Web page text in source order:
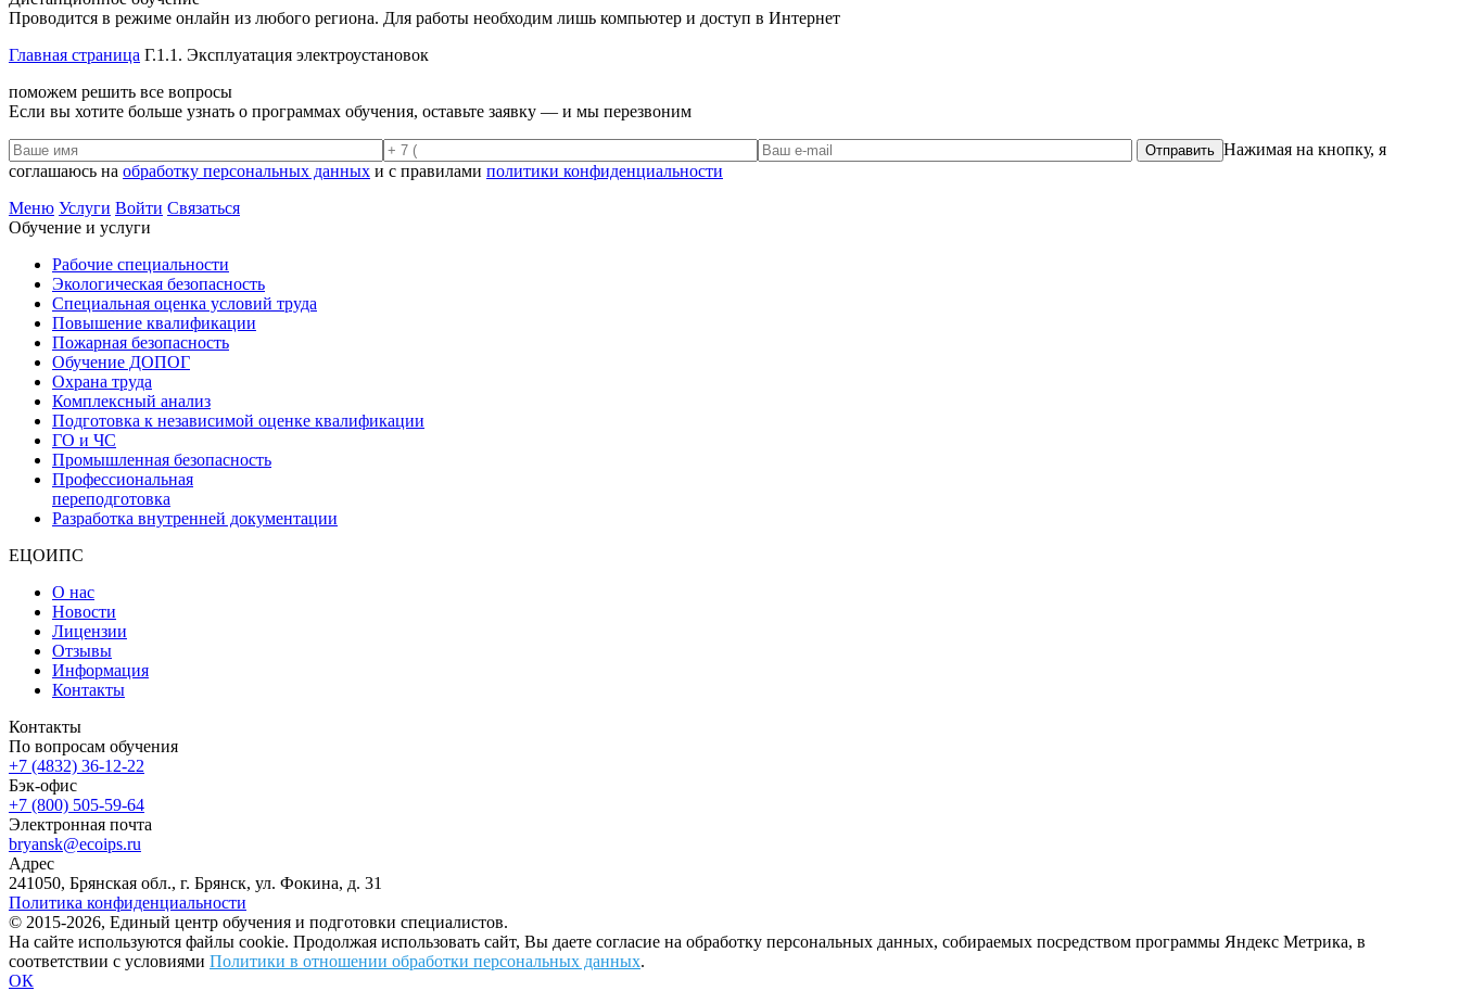
Проводится в режиме онлайн из любого региона. Для работы необходим лишь компьютер и доступ в Интернет
Главная страница Г.1.1. Эксплуатация электроустановок
поможем решить все вопросы
Если вы хотите больше узнать о программах обучения, оставьте заявку — и мы перезвоним
Отправить Нажимая на кнопку, я
соглашаюсь на обработку персональных данных и с правилами политики конфиденциальности
Меню Услуги Войти Связаться
Обучение и услуги
Рабочие специальности
Экологическая безопасность
Специальная оценка условий труда
Повышение квалификации
Пожарная безопасность
Обучение ДОПОГ
Охрана труда
Комплексный анализ
Подготовка к независимой оценке квалификации
ГО и ЧС
Промышленная безопасность
Профессиональная
переподготовка
Разработка внутренней документации
ЕЦОИПС
О нас
Новости
Лицензии
Отзывы
Информация
Контакты
Контакты
По вопросам обучения
+7 (4832) 36-12-22
Бэк-офис
+7 (800) 505-59-64
Электронная почта
bryansk@ecoips.ru
Адрес
241050, Брянская обл., г. Брянск, ул. Фокина, д. 31
Политика конфиденциальности
© 2015-2026, Единый центр обучения и подготовки специалистов.
На сайте используются файлы cookie. Продолжая использовать сайт, Вы даете согласие на обработку персональных данных, собираемых посредством программы Яндекс Метрика, в
соответствии с условиями Политики в отношении обработки персональных данных.
ОК